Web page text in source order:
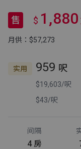
售 $ 1,880
月供：$57,273
实用 959 呎
$19,603/呎
$43/呎
间隔
4 房